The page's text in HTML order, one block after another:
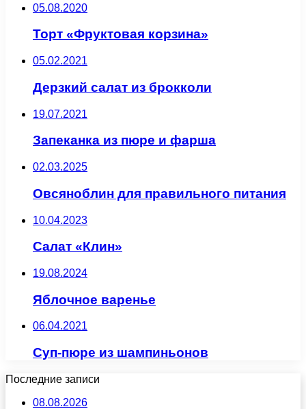
05.08.2020
Торт «Фруктовая корзина»
05.02.2021
Дерзкий салат из брокколи
19.07.2021
Запеканка из пюре и фарша
02.03.2025
Овсяноблин для правильного питания
10.04.2023
Салат «Клин»
19.08.2024
Яблочное варенье
06.04.2021
Суп-пюре из шампиньонов
Последние записи
08.08.2026